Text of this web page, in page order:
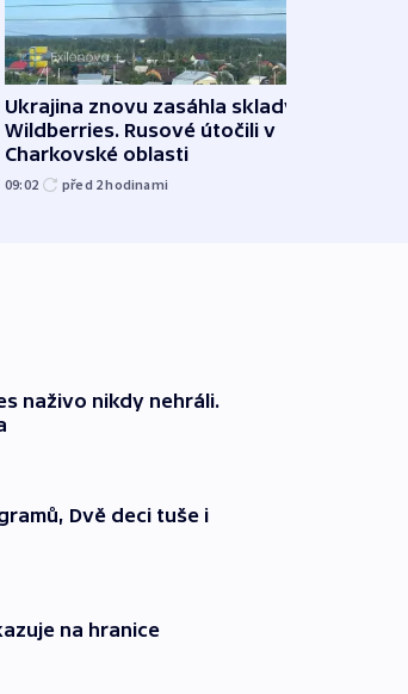
Ukrajina znovu zasáhla sklady
Wildberries. Rusové útočili v
Charkovské oblasti
09:02 před 2hodinami
naživo nikdy nehráli.
Dvě deci tuše i
na hranice